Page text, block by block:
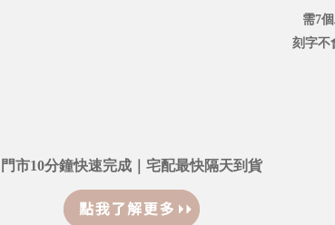
需7
刻字不
門市10分鐘快速完成｜宅配最快隔天到貨